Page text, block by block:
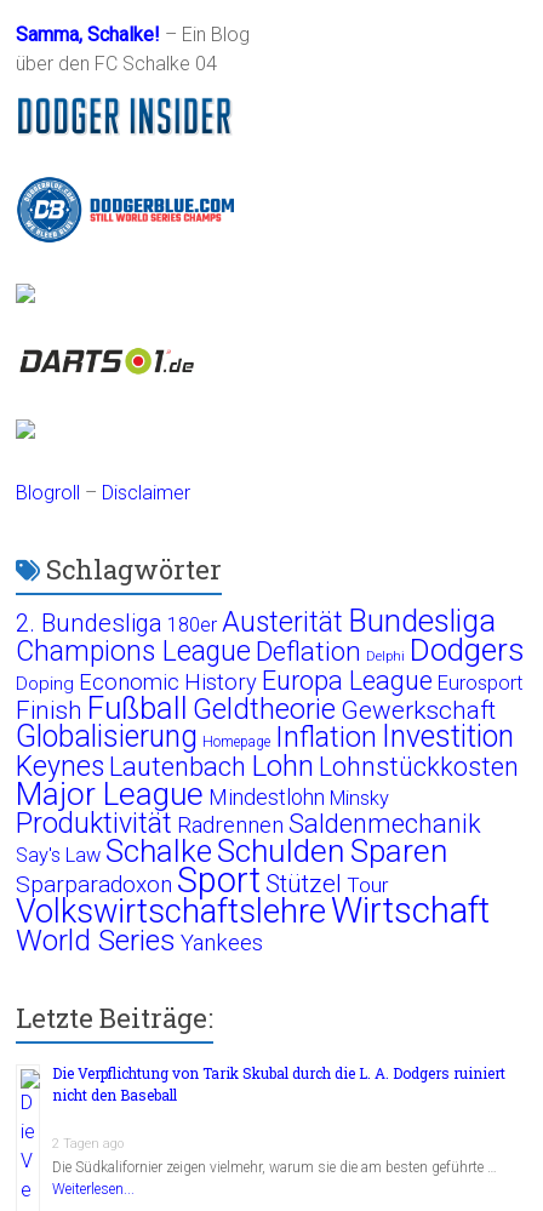
Samma, Schalke! – Ein Blog
über den FC Schalke 04
Blogroll – Disclaimer
Schlagwörter
2. Bundesliga 180er Austerität Bundesliga
Champions League Deflation Delphi Dodgers
Doping Economic History Europa League Eurosport
Finish Fußball Geldtheorie Gewerkschaft
Globalisierung Homepage Inflation Investition
Keynes Lautenbach Lohn Lohnstückkosten
Major League Mindestlohn Minsky
Produktivität Radrennen Saldenmechanik
Say's Law Schalke Schulden Sparen
Sparparadoxon Sport Stützel Tour
VolkswirtschaftslehreWirtschaft
World Series Yankees
Letzte Beiträge:
Die Verpflichtung von Tarik Skubal durch die L. A. Dodgers ruiniert
nicht den Baseball
2 Tagen ago
Die Südkalifornier zeigen vielmehr, warum sie die am besten geführte …
Weiterlesen...